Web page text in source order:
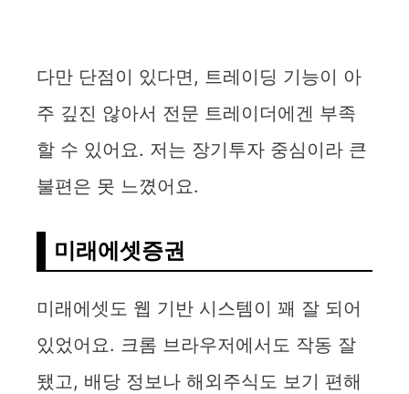
다만 단점이 있다면, 트레이딩 기능이 아
주 깊진 않아서 전문 트레이더에겐 부족
할 수 있어요. 저는 장기투자 중심이라 큰
불편은 못 느꼈어요.
미래에셋증권
미래에셋도 웹 기반 시스템이 꽤 잘 되어
있었어요. 크롬 브라우저에서도 작동 잘
됐고, 배당 정보나 해외주식도 보기 편해